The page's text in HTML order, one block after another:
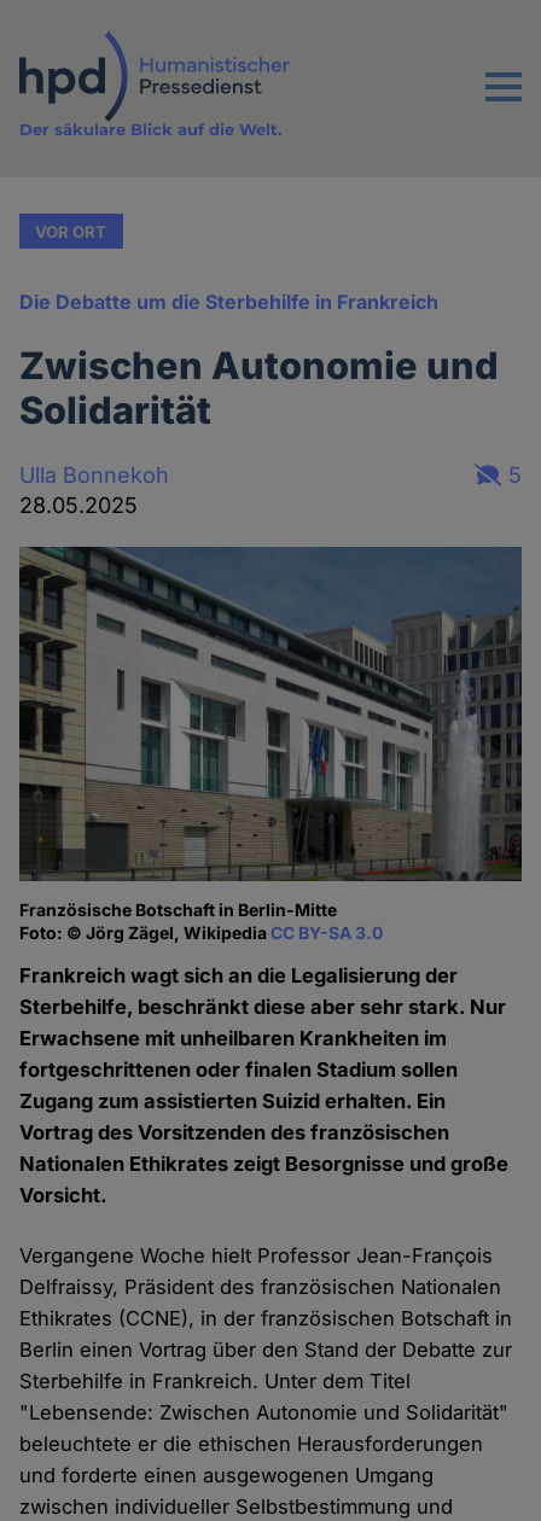
Inhalt
Menu
Der säkulare Blick auf die Welt.
VOR ORT
Die Debatte um die Sterbehilfe in Frankreich
Zwischen Autonomie und
Solidarität
Ulla Bonnekoh
28.05.2025
5
Französische Botschaft in Berlin-Mitte
Foto: © Jörg Zägel, WikipediaCC BY-SA 3.0
Frankreich wagt sich an die Legalisierung der
Sterbehilfe, beschränkt diese aber sehr stark. Nur
Erwachsene mit unheilbaren Krankheiten im
fortgeschrittenen oder finalen Stadium sollen
Zugang zum assistierten Suizid erhalten. Ein
Vortrag des Vorsitzenden des französischen
Nationalen Ethikrates zeigt Besorgnisse und große
Vorsicht.
Vergangene Woche hielt Professor Jean-François
Delfraissy, Präsident des französischen Nationalen
Ethikrates (CCNE), in der französischen Botschaft in
Berlin einen Vortrag über den Stand der Debatte zur
Sterbehilfe in Frankreich. Unter dem Titel
"Lebensende: Zwischen Autonomie und Solidarität"
beleuchtete er die ethischen Herausforderungen
und forderte einen ausgewogenen Umgang
zwischen individueller Selbstbestimmung und